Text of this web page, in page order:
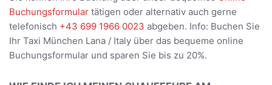
Buchungsformular tätigen oder alternativ auch gerne
telefonisch +43 699 1966 0023 abgeben. Info: Buchen Sie
Ihr Taxi München Lana / Italy über das bequeme online
Buchungsformular und sparen Sie bis zu 20%.